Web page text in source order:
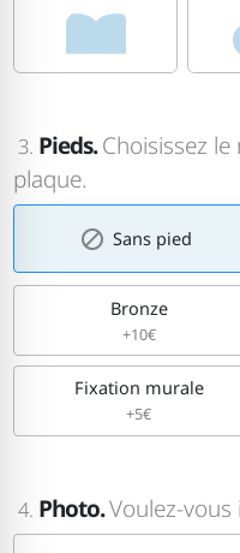
3. Pieds.Choisissez
plaque.
Sans pied
Bronze
+10€
Fixation murale
+5€
4. Photo.Voulez-